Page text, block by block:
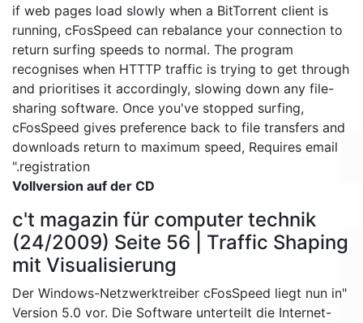
if web pages load slowly when a BitTorrent client is
running, cFosSpeed can rebalance your connection to
return surfing speeds to normal. The program
recognises when HTTTP traffic is trying to get through
and prioritises it accordingly, slowing down any file-
sharing software. Once you've stopped surfing,
cFosSpeed gives preference back to file transfers and
downloads return to maximum speed, Requires email
registration."
Vollversion auf der CD
c't magazin für computer technik
(24/2009) Seite 56 | Traffic Shaping
mit Visualisierung
"Der Windows-Netzwerktreiber cFosSpeed liegt nun in
Version 5.0 vor. Die Software unterteilt die Internet-